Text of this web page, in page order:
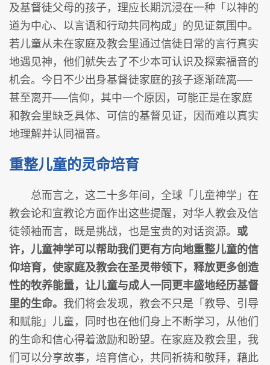
及基督徒父母的孩子，理应长期沉浸在一种「以神的
道为中心、以言语和行动共同构成」的见证氛围中。
若儿童从未在家庭及教会里通过信徒日常的言行真实
地遇见神，他们就失去了不少本可认识及探索福音的
机会。今日不少出身基督徒家庭的孩子逐渐疏离──
甚至离开──信仰，其中一个原因，可能正是在家庭
和教会里缺乏具体、可信的基督见证，因而难以真实
地理解并认同福音。
重整儿童的灵命培育
总而言之，这二十多年间，全球「儿童神学」在
教会论和宣教论方面作出这些提醒，对华人教会及信
徒领袖而言，既是挑战，也是宝贵的对话资源。 或
许，儿童神学可以帮助我们更有方向地重整儿童的信
仰培育，使家庭及教会在圣灵带领下，释放更多创造
性的牧养能量，让儿童与成人一同更丰盛地经历基督
里的生命。 我们将会发现，教会不只是「教导、引导
和赋能」儿童，同时也在他们身上不断学习，从他们
的生命和信心得着激励和盼望。在家庭及教会里，我
们可以分享故事，培育信心，共同祈祷和敬拜，藉此